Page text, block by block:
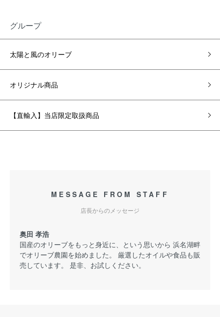
グループ
太陽と風のオリーブ
オリジナル商品
【直輸入】当店限定取扱商品
MESSAGE FROM STAFF
店長からのメッセージ
奥田 孝浩
国産のオリーブをもっと身近に、という思いから 浜名湖畔
でオリーブ農園を始めました。 厳選したオイルや食品も販
売しています。 是非、お試しください。